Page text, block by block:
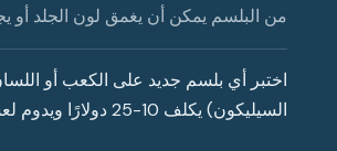
من البلسم يمكن أن يغمق لون الجلد أو
اختبر أي بلسم جديد على الكعب أو
السيليكون) يكلف 10-25 دولارًا ويدوم لعشرات التطبيقات.